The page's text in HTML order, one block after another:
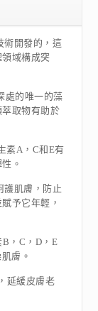
術開發的，這
域構成突
處的唯一的藻
取物有助於
素A，C和E有
。
護肌膚，防止
予它年輕，
B，C，D，E
膚。
延緩皮膚老